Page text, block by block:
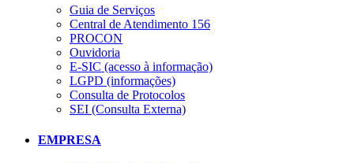
Guia de Serviços
Central de Atendimento 156
PROCON
Ouvidoria
E-SIC (acesso à informação)
LGPD (informações)
Consulta de Protocolos
SEI (Consulta Externa)
EMPRESA